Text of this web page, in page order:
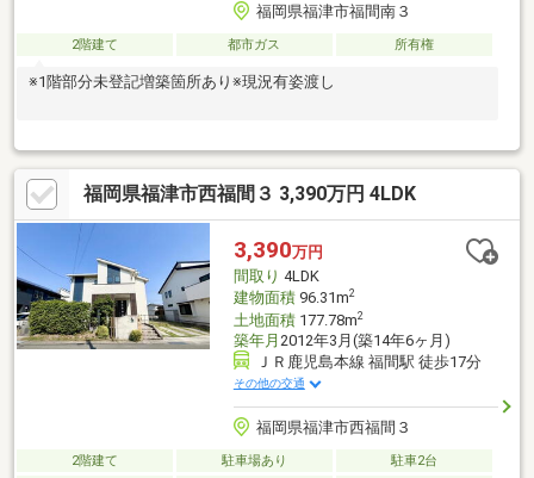
福岡県福津市福間南３
2階建て 都市ガス 所有権
※1階部分未登記増築箇所あり※現況有姿渡し
福岡県福津市西福間３ 3,390万円 4LDK
3,390万円
間取り 4LDK
建物面積96.31m2
土地面積177.78m2
築年月 2012年3月(築14年6ヶ月)
ＪＲ鹿児島本線 福間駅 徒歩17分
その他の交通
福岡県福津市西福間３
2階建て 駐車場あり
駐車2台